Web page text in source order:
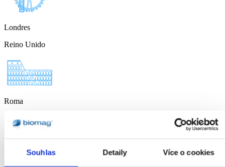
Souhlas Detaily Více o cookies
Londres
Reino Unido
Roma
Italia